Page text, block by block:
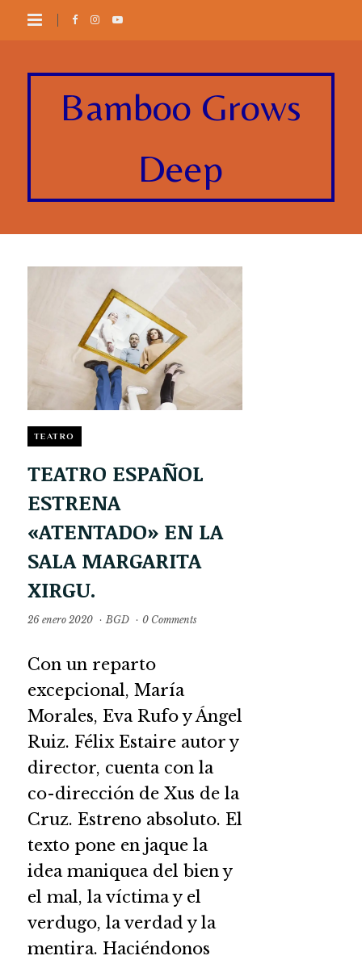
Bamboo Grows
Deep
TEATRO
TEATRO ESPAÑOL
ESTRENA
«ATENTADO» EN LA
SALA MARGARITA
XIRGU.
26 enero 2020 · BGD · 0 Comments
Con un reparto
excepcional, María
Morales, Eva Rufo y Ángel
Ruiz. Félix Estaire autor y
director, cuenta con la
co-dirección de Xus de la
Cruz. Estreno absoluto. El
texto pone en jaque la
idea maniquea del bien y
el mal, la víctima y el
verdugo, la verdad y la
mentira. Haciéndonos